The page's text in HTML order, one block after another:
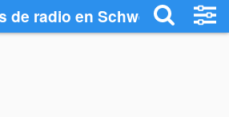
de radio en Schwelm -